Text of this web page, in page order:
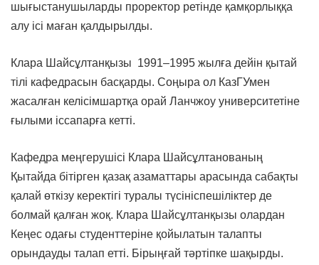
шығыстанушыларды проректор ретінде қамқорлыққа
алу ісі маған қалдырылды.
Клара Шайсұлтанқызы 1991–1995 жылға дейін қытай
тілі кафедрасын басқарды. Соңыра ол КазГУмен
жасалған келісімшартқа орай Ланчжоу университетіне
ғылыми іссапарға кетті.
Кафедра меңгерушісі Клара Шайсұлтанованың
Қытайда бітірген қазақ азаматтары арасында сабақты
қалай өткізу керектігі туралы түсініспешіліктер де
болмай қалған жоқ. Клара Шайсұлтанқызы олардан
Кеңес одағы студенттеріне қойылатын талапты
орындауды талап етті. Бірыңғай тәртіпке шақырды.